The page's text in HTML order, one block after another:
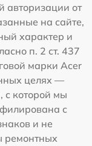
авторизации от
на сайте,
характер и
п. 2 ст. 437
марки Acer
целях —
с которой мы
с
и не
ремонтных